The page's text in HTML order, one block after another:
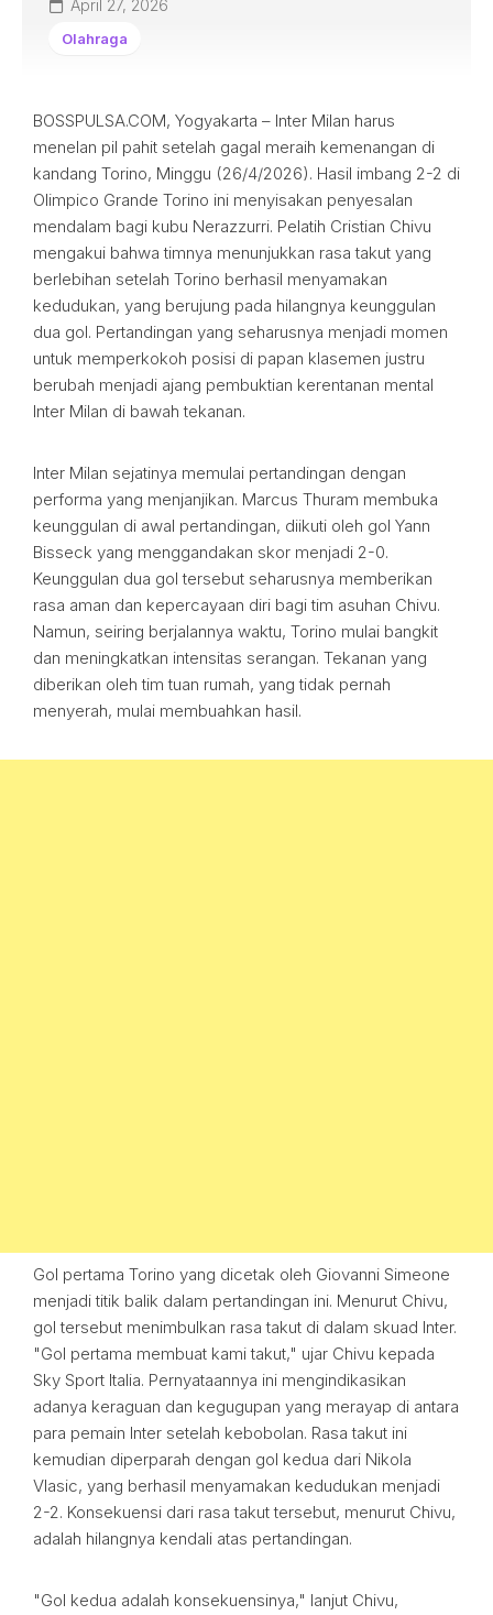
April 27, 2026
Olahraga
BOSSPULSA.COM, Yogyakarta – Inter Milan harus
menelan pil pahit setelah gagal meraih kemenangan di
kandang Torino, Minggu (26/4/2026). Hasil imbang 2-2 di
Olimpico Grande Torino ini menyisakan penyesalan
mendalam bagi kubu Nerazzurri. Pelatih Cristian Chivu
mengakui bahwa timnya menunjukkan rasa takut yang
berlebihan setelah Torino berhasil menyamakan
kedudukan, yang berujung pada hilangnya keunggulan
dua gol. Pertandingan yang seharusnya menjadi momen
untuk memperkokoh posisi di papan klasemen justru
berubah menjadi ajang pembuktian kerentanan mental
Inter Milan di bawah tekanan.
Inter Milan sejatinya memulai pertandingan dengan
performa yang menjanjikan. Marcus Thuram membuka
keunggulan di awal pertandingan, diikuti oleh gol Yann
Bisseck yang menggandakan skor menjadi 2-0.
Keunggulan dua gol tersebut seharusnya memberikan
rasa aman dan kepercayaan diri bagi tim asuhan Chivu.
Namun, seiring berjalannya waktu, Torino mulai bangkit
dan meningkatkan intensitas serangan. Tekanan yang
diberikan oleh tim tuan rumah, yang tidak pernah
menyerah, mulai membuahkan hasil.
Gol pertama Torino yang dicetak oleh Giovanni Simeone
menjadi titik balik dalam pertandingan ini. Menurut Chivu,
gol tersebut menimbulkan rasa takut di dalam skuad Inter.
"Gol pertama membuat kami takut," ujar Chivu kepada
Sky Sport Italia. Pernyataannya ini mengindikasikan
adanya keraguan dan kegugupan yang merayap di antara
para pemain Inter setelah kebobolan. Rasa takut ini
kemudian diperparah dengan gol kedua dari Nikola
Vlasic, yang berhasil menyamakan kedudukan menjadi
2-2. Konsekuensi dari rasa takut tersebut, menurut Chivu,
adalah hilangnya kendali atas pertandingan.
"Gol kedua adalah konsekuensinya," lanjut Chivu,